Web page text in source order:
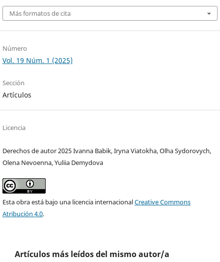
Más formatos de cita
Número
Vol. 19 Núm. 1 (2025)
Sección
Artículos
Licencia
Derechos de autor 2025 Ivanna Babik, Iryna Viatokha, Olha Sydorovych,
Olena Nevoenna, Yuliia Demydova
Esta obra está bajo una licencia internacionalCreative Commons
Atribución 4.0.
Artículos más leídos del mismo autor/a